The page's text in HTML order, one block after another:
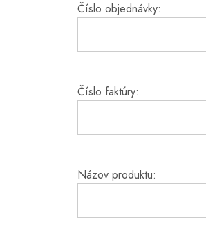
Číslo objednávky:
Číslo faktúry:
Názov produktu: